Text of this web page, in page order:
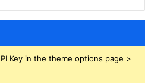
Key in the theme options page >